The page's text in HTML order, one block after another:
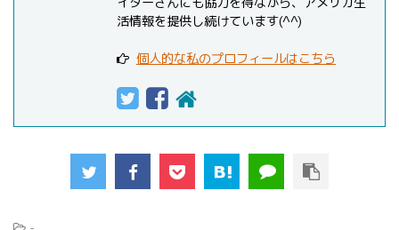
活情報を提供し続けています(^^)
個人的な私のプロフィールはこちら